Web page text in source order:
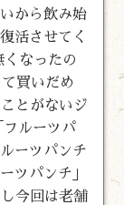
から飲み始
活させてく
くなったの
買いだめ
とがないジ
フルーツパ
ーツパンチ
ツパンチ」
今回は老舗